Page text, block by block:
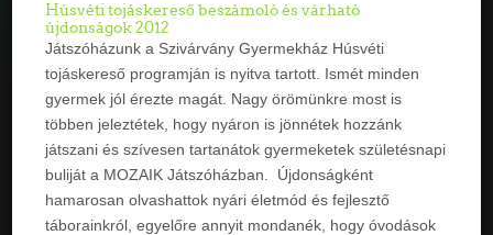
Húsvéti tojáskereső beszámoló és várható
újdonságok 2012
Játszóházunk a Szivárvány Gyermekház Húsvéti
tojáskereső programján is nyitva tartott. Ismét minden
gyermek jól érezte magát. Nagy örömünkre most is
többen jeleztétek, hogy nyáron is jönnétek hozzánk
játszani és szívesen tartanátok gyermeketek születésnapi
buliját a MOZAIK Játszóházban. Újdonságként
hamarosan olvashattok nyári életmód és fejlesztő
táborainkról, egyelőre annyit mondanék, hogy óvodások